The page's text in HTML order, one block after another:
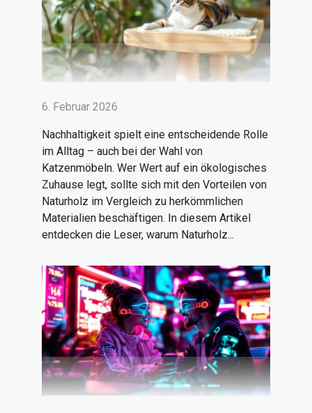
6. Februar 2026
Nachhaltigkeit spielt eine entscheidende Rolle
im Alltag – auch bei der Wahl von
Katzenmöbeln. Wer Wert auf ein ökologisches
Zuhause legt, sollte sich mit den Vorteilen von
Naturholz im Vergleich zu herkömmlichen
Materialien beschäftigen. In diesem Artikel
entdecken die Leser, warum Naturholz...